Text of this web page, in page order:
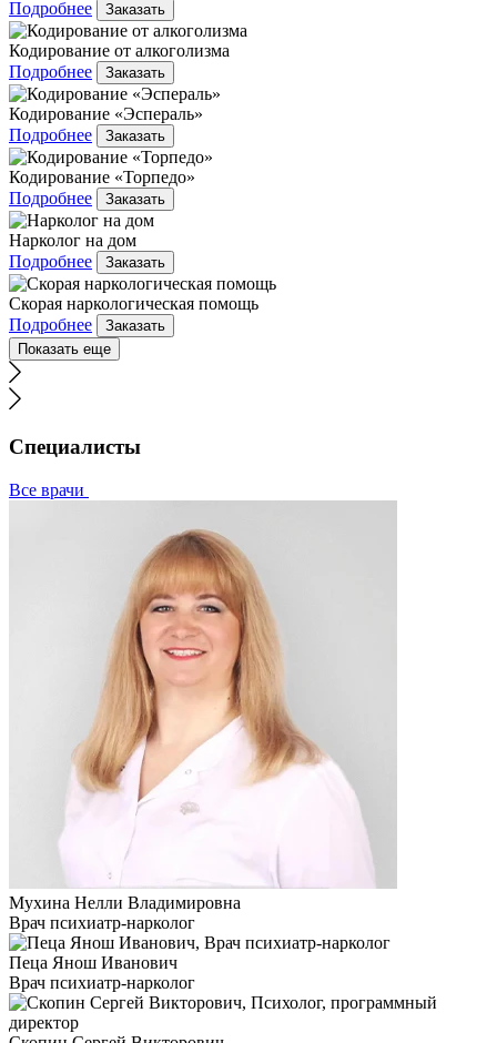
Подробнее
Заказать
Кодирование от алкоголизма
Подробнее
Заказать
Кодирование «Эспераль»
Подробнее
Заказать
Кодирование «Торпедо»
Подробнее
Заказать
Нарколог на дом
Подробнее
Заказать
Скорая наркологическая помощь
Подробнее
Заказать
Показать еще
Специалисты
Все врачи
Мухина Нелли Владимировна
Врач психиатр-нарколог
Пеца Янош Иванович
Врач психиатр-нарколог